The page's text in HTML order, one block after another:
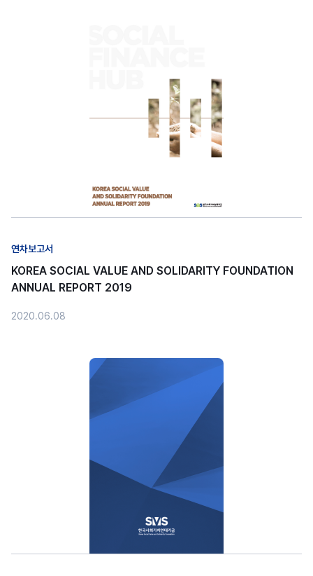
연차보고서
KOREA SOCIAL VALUE AND SOLIDARITY FOUNDATION
ANNUAL REPORT 2019
2020.06.08